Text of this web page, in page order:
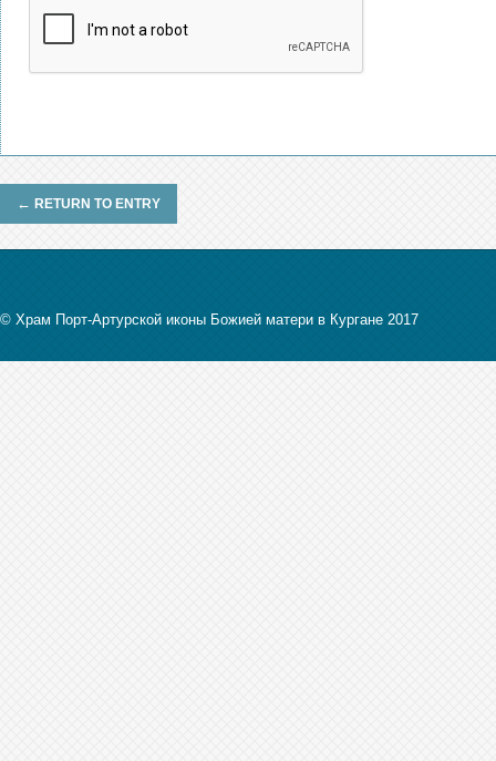
← RETURN TO ENTRY
© Храм Порт-Артурской иконы Божией матери в Кургане 2017